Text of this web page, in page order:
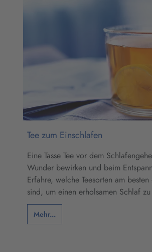
Tee zum Einschlafen
Eine Tasse Tee vor dem
Wunder bewirken und beim
Erfahre, welche Teesorten am
sind, um einen erholsamen Schlaf
Mehr...